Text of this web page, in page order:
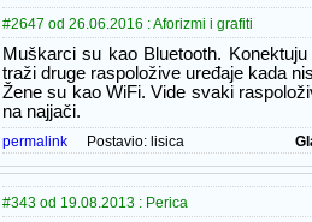
#2647 od 26.06.2016 : Aforizmi i grafiti
Muškarci su kao Bluetooth.
traži druge raspoložive uređaje kada
Žene su kao WiFi. Vide svaki
na najjači.
permalink Postavio: lisica
#343 od 19.08.2013 : Perica